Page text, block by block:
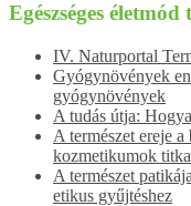
Egészséges
IV. Naturportal
Gyógynövények
gyógynövények
A tudás útja:
A természet ereje
kozmetikumok
A természet
etikus gyűjtéshez